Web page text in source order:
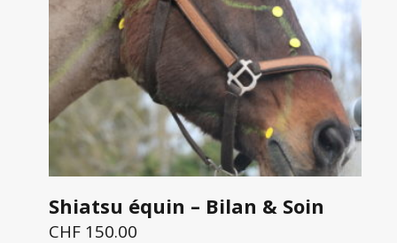
Shiatsu équin – Bilan & Soin
CHF 150.00